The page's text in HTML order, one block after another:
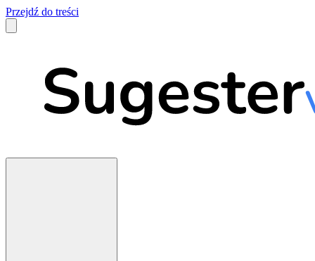
Przejdź do treści